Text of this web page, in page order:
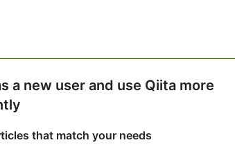
a new user and use Qiita more
that match your needs